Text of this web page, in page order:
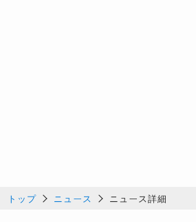
トップ ニュース ニュース詳細